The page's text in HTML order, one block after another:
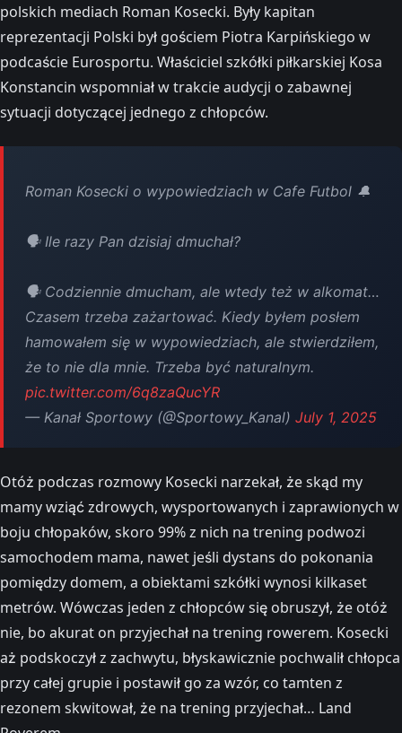
polskich mediach Roman Kosecki. Były kapitan
reprezentacji Polski był gościem Piotra Karpińskiego w
podcaście Eurosportu. Właściciel szkółki piłkarskiej Kosa
Konstancin wspomniał w trakcie audycji o zabawnej
sytuacji dotyczącej jednego z chłopców.
Roman Kosecki o wypowiedziach w Cafe Futbol 🔔
🗣️ Ile razy Pan dzisiaj dmuchał?
🗣️ Codziennie dmucham, ale wtedy też w alkomat…
Czasem trzeba zażartować. Kiedy byłem posłem
hamowałem się w wypowiedziach, ale stwierdziłem,
że to nie dla mnie. Trzeba być naturalnym.
pic.twitter.com/6q8zaQucYR
— Kanał Sportowy (@Sportowy_Kanal) July 1, 2025
Otóż podczas rozmowy Kosecki narzekał, że skąd my
mamy wziąć zdrowych, wysportowanych i zaprawionych w
boju chłopaków, skoro 99% z nich na trening podwozi
samochodem mama, nawet jeśli dystans do pokonania
pomiędzy domem, a obiektami szkółki wynosi kilkaset
metrów. Wówczas jeden z chłopców się obruszył, że otóż
nie, bo akurat on przyjechał na trening rowerem. Kosecki
aż podskoczył z zachwytu, błyskawicznie pochwalił chłopca
przy całej grupie i postawił go za wzór, co tamten z
rezonem skwitował, że na trening przyjechał… Land